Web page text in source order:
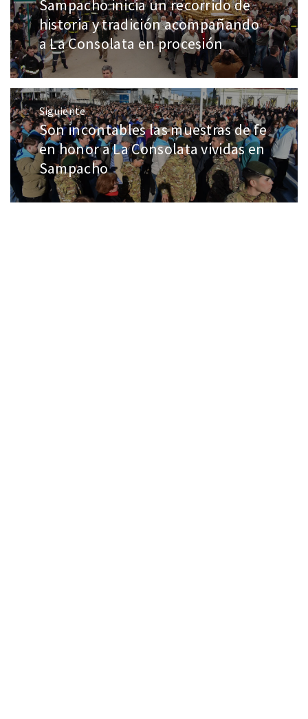
Sampacho inicia un recorrido de
historia y tradición acompañando
a La Consolata en procesión
Siguiente
Son incontables las muestras de fe
en honor a La Consolata vividas en
Sampacho